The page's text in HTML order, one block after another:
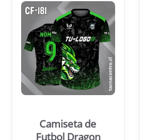
Camiseta de
Futbol Dragon